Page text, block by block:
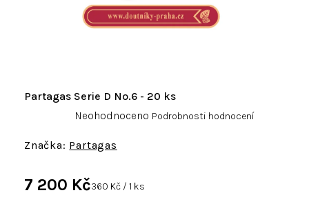
7 200 KčMěrná
360 Kč / 1 ks
Partagas Serie D No.6 - 20 ks
Partagas
Průměrné
produktu
z
Neohodnoceno Podrobnosti hodnocení